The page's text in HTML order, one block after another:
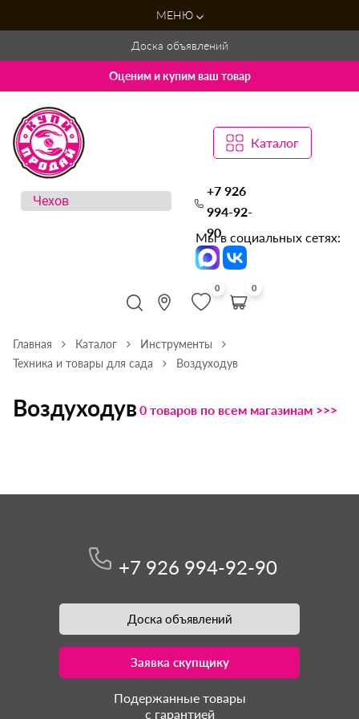
МЕНЮ
Доска объявлений
Оценим и купим ваш товар
Каталог
+7 926
994-92-
90
Мы в социальных сетях:
0 0
Главная Каталог
Инструменты
Техника и товары для сада
Воздуходув
Воздуходув 0 товаров по всем магазинам >>>
+7 926 994-92-90
Доска объявлений
Заявка скупщику
Подержанные товары
с гарантией